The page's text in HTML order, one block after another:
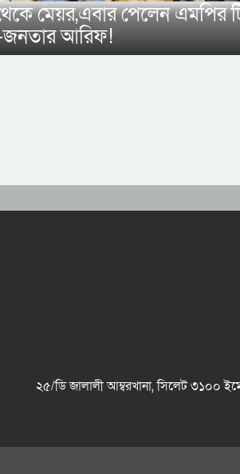
মেয়র,এবার পেলেন এমপির
আরিফ!
২৫/ডি জালালী আম্বরখানা, সিলেট